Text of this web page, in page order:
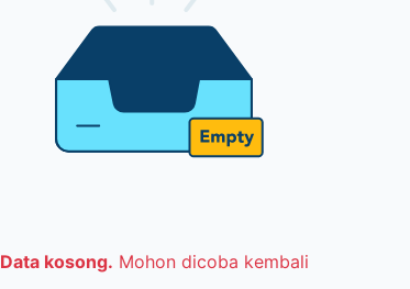
Data kosong. Mohon dicoba kembali